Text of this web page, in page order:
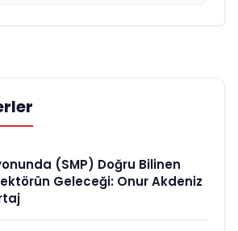
(SMP) Doğru Bilinen
Geleceği: Onur Akdeniz